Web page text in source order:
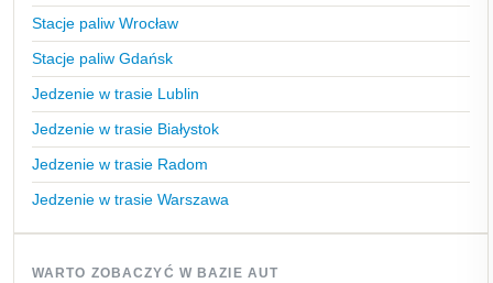
Stacje paliw Wrocław
Stacje paliw Gdańsk
Jedzenie w trasie Lublin
Jedzenie w trasie Białystok
Jedzenie w trasie Radom
Jedzenie w trasie Warszawa
WARTO ZOBACZYĆ W BAZIE AUT